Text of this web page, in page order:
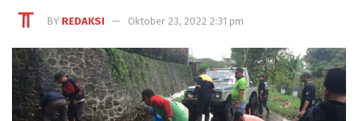
BY REDAKSI Oktober 23, 2022 2:31 pm